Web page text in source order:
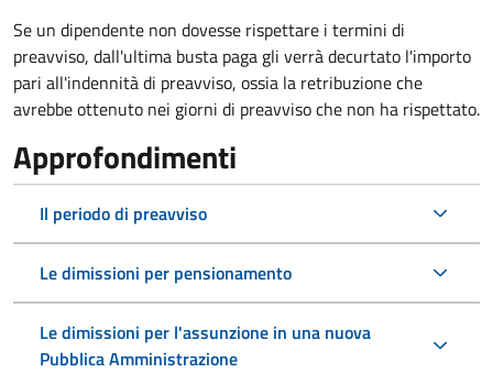
Se un dipendente non dovesse rispettare i termini di
preavviso, dall'ultima busta paga gli verrà decurtato l'importo
pari all'indennità di preavviso, ossia la retribuzione che
avrebbe ottenuto nei giorni di preavviso che non ha rispettato.
Approfondimenti
Il periodo di preavviso
Le dimissioni per pensionamento
Le dimissioni per l'assunzione in una nuova
Pubblica Amministrazione